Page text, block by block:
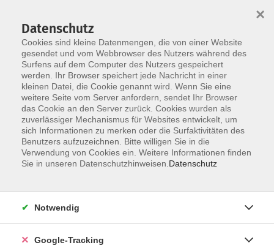
Skip to main content
Der Kurs konnte nicht gefunden werden.
Datenschutz
Cookies sind kleine Datenmengen, die von einer Website
gesendet und vom Webbrowser des Nutzers während des
Surfens auf dem Computer des Nutzers gespeichert
werden. Ihr Browser speichert jede Nachricht in einer
kleinen Datei, die Cookie genannt wird. Wenn Sie eine
weitere Seite vom Server anfordern, sendet Ihr Browser
das Cookie an den Server zurück. Cookies wurden als
zuverlässiger Mechanismus für Websites entwickelt, um
sich Informationen zu merken oder die Surfaktivitäten des
Benutzers aufzuzeichnen. Bitte willigen Sie in die
Verwendung von Cookies ein. Weitere Informationen finden
Sie in unseren Datenschutzhinweisen. Datenschutz
×
Notwendig
Google-Tracking